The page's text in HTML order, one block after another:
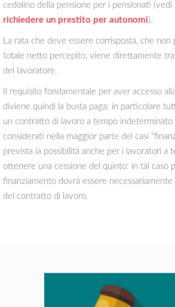
cedolino della pensione per i pensionati (vedi
richiedere un prestito per autonomi).
La rata che deve essere corrisposta, che non
totale netto percepito, viene direttamente
del lavoratore.
Il requisito fondamentale per aver accesso
diviene quindi la busta paga: in particolare
un contratto di lavoro a tempo indeterminato
considerati nella maggior parte dei casi
prevista la possibilità anche per i lavoratori a
ottenere una cessione del quinto: in tal caso
finanziamento dovrà essere necessariamente
del contratto di lavoro.